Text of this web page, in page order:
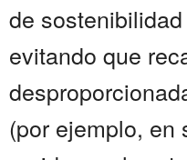
de
evitando que
(por ejemplo, en